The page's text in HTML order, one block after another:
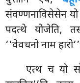
संवण्णनाविसेसेन यो
पदत्थे योजेति,
‘‘वेवचनो नाम
एत्थ च यो